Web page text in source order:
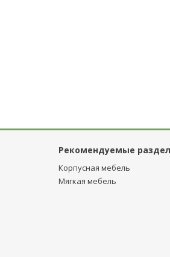
Рекомендуемые
Корпусная мебель
Мягкая мебель